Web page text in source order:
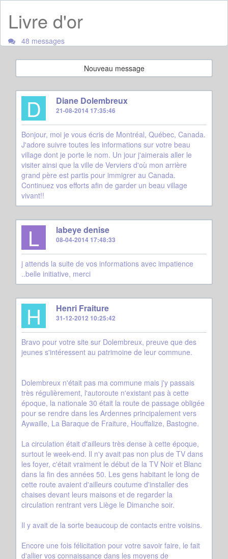
Livre d'or
48 messages
Nouveau message
D Diane Dolembreux
21-08-2014 17:35:46
Bonjour, moi je vous écris de Montréal, Québec, Canada.
J'adore suivre toutes les informations sur votre beau
village dont je porte le nom. Un jour j'aimerais aller le
visiter ainsi que la ville de Verviers d'où mon arrière
grand père est partis pour immigrer au Canada.
Continuez vos efforts afin de garder un beau village
vivant!!
L labeye denise
08-04-2014 17:48:33
j attends la suite de vos informations avec impatience
..belle initiative, merci
H Henri Fraiture
31-12-2012 10:25:42
Bravo pour votre site sur Dolembreux, preuve que des
jeunes s'intéressent au patrimoine de leur commune.
Dolembreux n'était pas ma commune mais j'y passais
très régulièrement, l'autoroute n'existant pas à cette
époque, la nationale 30 était la route de passage obligée
pour se rendre dans les Ardennes principalement vers
Aywaille, La Baraque de Fraiture, Houffalize, Bastogne.
La circulation était d'ailleurs très dense à cette époque,
surtout le week-end. Il n'y avait pas non plus de TV dans
les foyer, c'était vraiment le début de la TV Noir et Blanc
dans la fin des années 50. Les gens habitant le long de
cette route avaient d'ailleurs coutume d'installer des
chaises devant leurs maisons et de regarder la
circulation rentrant vers Liège le Dimanche soir.
Il y avait de la sorte beaucoup de contacts entre voisins.
Encore une fois félicitation pour votre savoir faire, le fait
d'allier vos connaissance dans les moyens de